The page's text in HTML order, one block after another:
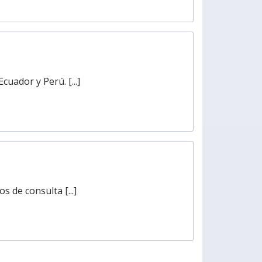
y Perú. [...]
de consulta [...]